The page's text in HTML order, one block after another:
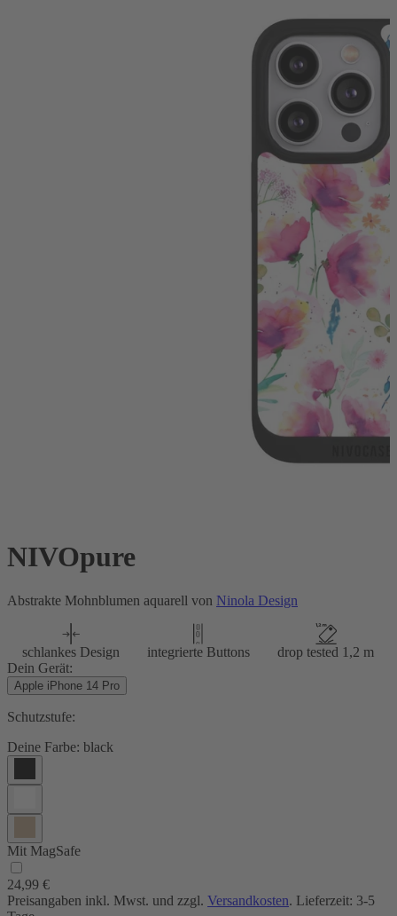
NIVOpure
Abstrakte Mohnblumen aquarell von Ninola Design
schlankes Design integrierte Buttons
drop tested 1,2 m
Dein Gerät:
Apple iPhone 14 Pro
Schutzstufe:
Deine Farbe: black
Mit MagSafe
24,99 €
Preisangaben inkl. Mwst. und zzgl. Versandkosten. Lieferzeit: 3-5